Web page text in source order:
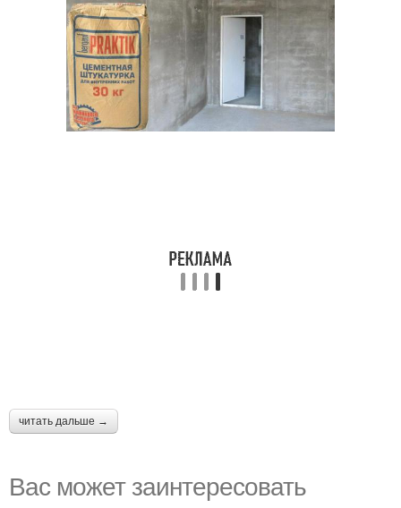
читать дальше →
Вас может заинтересовать